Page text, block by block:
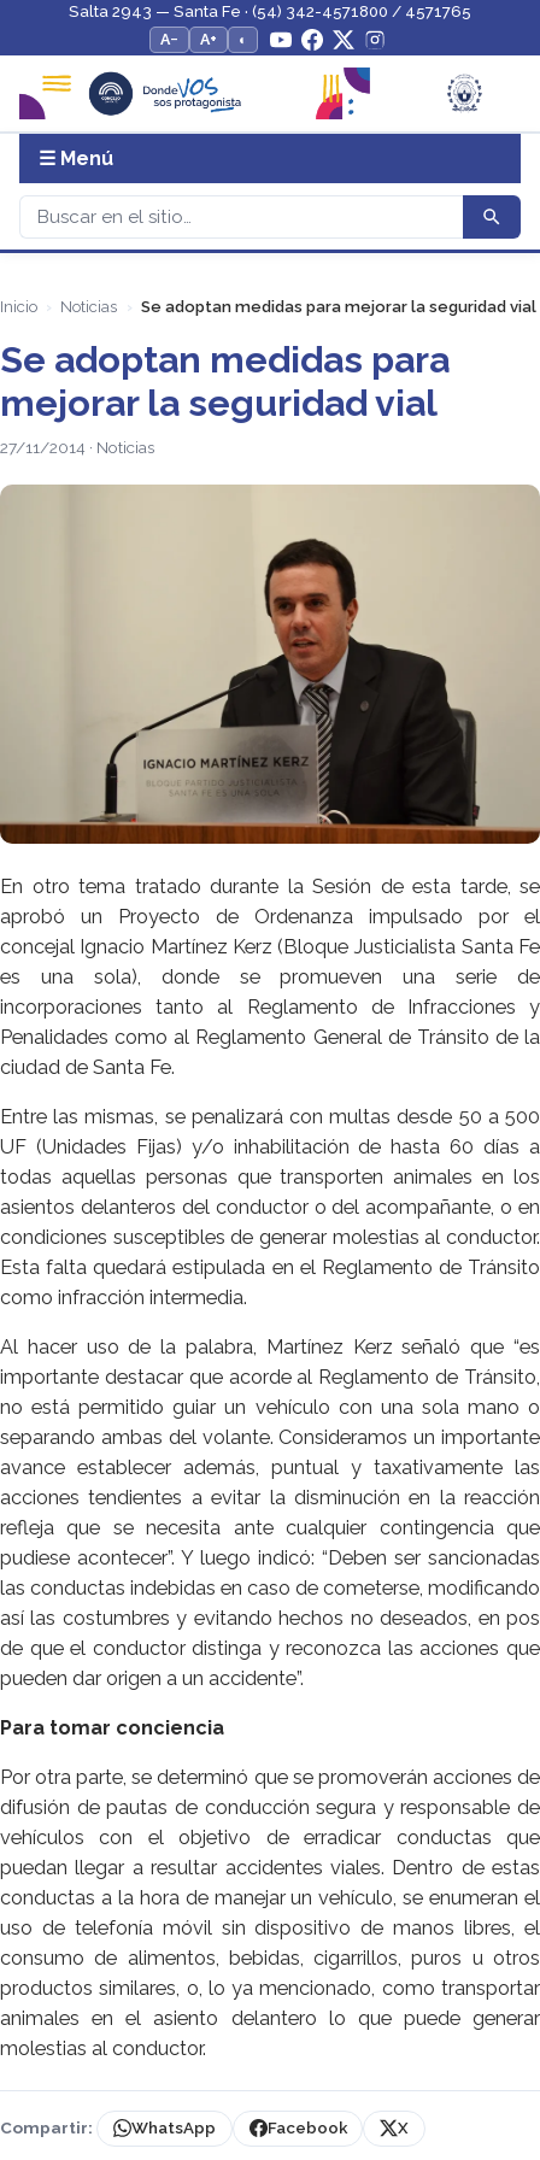
Salta 2943 — Santa Fe · (54) 342-4571800 / 4571765
A−
A+ ◐
☰ Menú
Inicio Noticias Se adoptan medidas para mejorar la seguridad vial
Se adoptan medidas para
mejorar la seguridad vial
27/11/2014 · Noticias
En otro tema tratado durante la Sesión de esta tarde, se
aprobó un Proyecto de Ordenanza impulsado por el
concejal Ignacio Martínez Kerz (Bloque Justicialista Santa Fe
es una sola), donde se promueven una serie de
incorporaciones tanto al Reglamento de Infracciones y
Penalidades como al Reglamento General de Tránsito de la
ciudad de Santa Fe.
Entre las mismas, se penalizará con multas desde 50 a 500
UF (Unidades Fijas) y/o inhabilitación de hasta 60 días a
todas aquellas personas que transporten animales en los
asientos delanteros del conductor o del acompañante, o en
condiciones susceptibles de generar molestias al conductor.
Esta falta quedará estipulada en el Reglamento de Tránsito
como infracción intermedia.
Al hacer uso de la palabra, Martínez Kerz señaló que “es
importante destacar que acorde al Reglamento de Tránsito,
no está permitido guiar un vehículo con una sola mano o
separando ambas del volante. Consideramos un importante
avance establecer además, puntual y taxativamente las
acciones tendientes a evitar la disminución en la reacción
refleja que se necesita ante cualquier contingencia que
pudiese acontecer”. Y luego indicó: “Deben ser sancionadas
las conductas indebidas en caso de cometerse, modificando
así las costumbres y evitando hechos no deseados, en pos
de que el conductor distinga y reconozca las acciones que
pueden dar origen a un accidente”.
Para tomar conciencia
Por otra parte, se determinó que se promoverán acciones de
difusión de pautas de conducción segura y responsable de
vehículos con el objetivo de erradicar conductas que
puedan llegar a resultar accidentes viales. Dentro de estas
conductas a la hora de manejar un vehículo, se enumeran el
uso de telefonía móvil sin dispositivo de manos libres, el
consumo de alimentos, bebidas, cigarrillos, puros u otros
productos similares, o, lo ya mencionado, como transportar
animales en el asiento delantero lo que puede generar
molestias al conductor.
Compartir: WhatsApp Facebook X